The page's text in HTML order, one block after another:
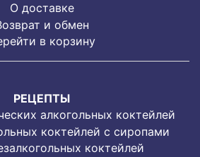
О доставке
и обмен
в корзину
РЕЦЕПТЫ
алкогольных коктейлей
коктейлей с сиропами
коктейлей